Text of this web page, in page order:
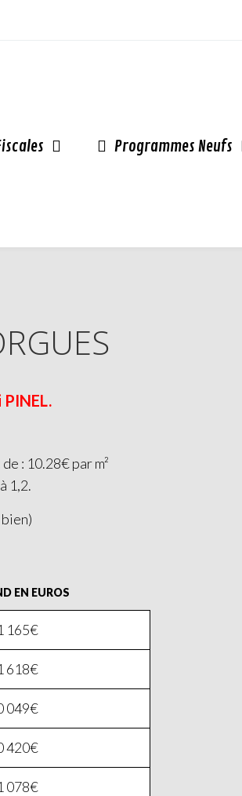
Programmes Neufs
: 10.28€ par m²
1,2.
bien)
EN EUROS
165€
618€
049€
420€
078€